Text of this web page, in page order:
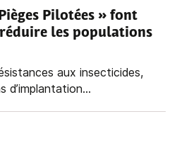
Pilotées » font
les populations
aux insecticides,
d’implantation...